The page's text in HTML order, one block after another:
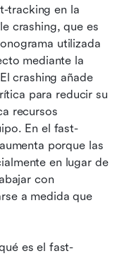
tracking en la
crashing, que es
utilizada
mediante la
crashing añade
para reducir su
recursos
En el fast-
porque las
en lugar de
con
a medida que
es el fast-